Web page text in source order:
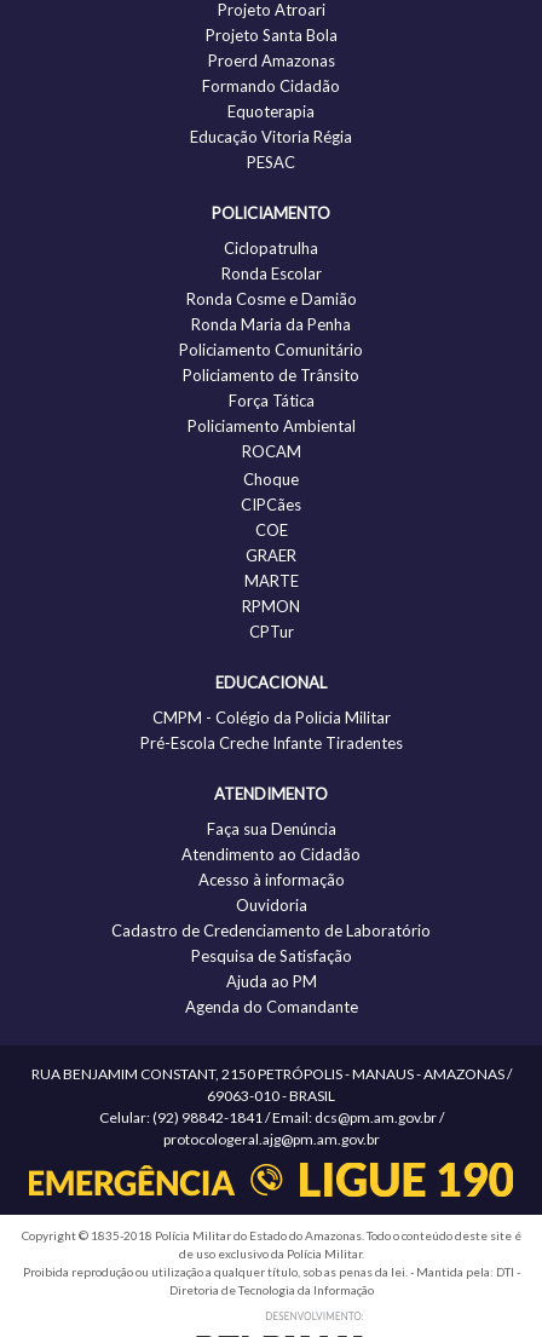
Projeto Atroari
Projeto Santa Bola
Proerd Amazonas
Formando Cidadão
Equoterapia
Educação Vitoria Régia
PESAC
POLICIAMENTO
Ciclopatrulha
Ronda Escolar
Ronda Cosme e Damião
Ronda Maria da Penha
Policiamento Comunitário
Policiamento de Trânsito
Força Tática
Policiamento Ambiental
ROCAM
Choque
CIPCães
COE
GRAER
MARTE
RPMON
CPTur
EDUCACIONAL
CMPM - Colégio da Policia Militar
Pré-Escola Creche Infante Tiradentes
ATENDIMENTO
Faça sua Denúncia
Atendimento ao Cidadão
Acesso à informação
Ouvidoria
Cadastro de Credenciamento de Laboratório
Pesquisa de Satisfação
Ajuda ao PM
Agenda do Comandante
RUA BENJAMIM CONSTANT, 2150 PETRÓPOLIS - MANAUS - AMAZONAS /
69063-010 - BRASIL
Celular: (92) 98842-1841 / Email: dcs@pm.am.gov.br /
protocologeral.ajg@pm.am.gov.br
Copyright © 1835-2018 Polícia Militar do Estado do Amazonas. Todo o conteúdo deste site é
de uso exclusivo da Polícia Militar.
Proibida reprodução ou utilização a qualquer título, sob as penas da lei. - Mantida pela: DTI -
Diretoria de Tecnologia da Informação